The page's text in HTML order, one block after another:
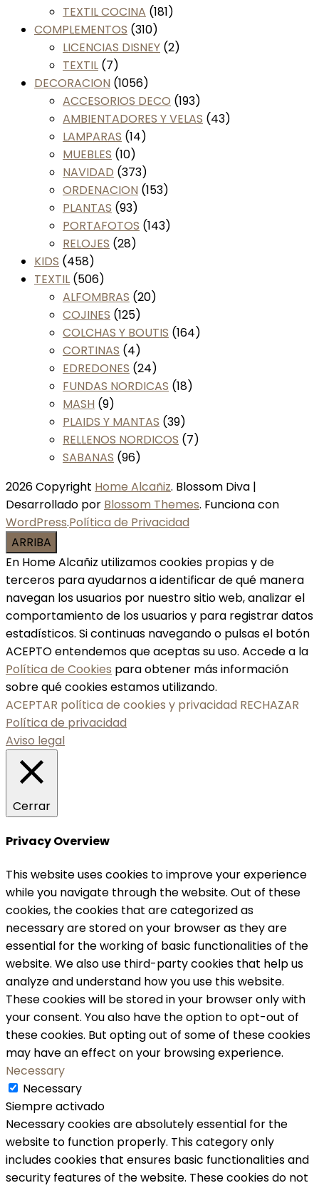
TEXTIL COCINA (181)
COMPLEMENTOS (310)
LICENCIAS DISNEY (2)
TEXTIL (7)
DECORACION (1056)
ACCESORIOS DECO (193)
AMBIENTADORES Y VELAS (43)
LAMPARAS (14)
MUEBLES (10)
NAVIDAD (373)
ORDENACION (153)
PLANTAS (93)
PORTAFOTOS (143)
RELOJES (28)
KIDS (458)
TEXTIL (506)
ALFOMBRAS (20)
COJINES (125)
COLCHAS Y BOUTIS (164)
CORTINAS (4)
EDREDONES (24)
FUNDAS NORDICAS (18)
MASH (9)
PLAIDS Y MANTAS (39)
RELLENOS NORDICOS (7)
SABANAS (96)
2026 Copyright Home Alcañiz. Blossom Diva |
Desarrollado por Blossom Themes. Funciona con
WordPress.Política de Privacidad
ARRIBA
En Home Alcañiz utilizamos cookies propias y de
terceros para ayudarnos a identificar de qué manera
navegan los usuarios por nuestro sitio web, analizar el
comportamiento de los usuarios y para registrar datos
estadísticos. Si continuas navegando o pulsas el botón
ACEPTO entendemos que aceptas su uso. Accede a la
Política de Cookies para obtener más información
sobre qué cookies estamos utilizando.
ACEPTAR política de cookies y privacidad RECHAZAR
Política de privacidad
Aviso legal
Cerrar
Privacy Overview
This website uses cookies to improve your experience
while you navigate through the website. Out of these
cookies, the cookies that are categorized as
necessary are stored on your browser as they are
essential for the working of basic functionalities of the
website. We also use third-party cookies that help us
analyze and understand how you use this website.
These cookies will be stored in your browser only with
your consent. You also have the option to opt-out of
these cookies. But opting out of some of these cookies
may have an effect on your browsing experience.
Necessary
Necessary
Siempre activado
Necessary cookies are absolutely essential for the
website to function properly. This category only
includes cookies that ensures basic functionalities and
security features of the website. These cookies do not